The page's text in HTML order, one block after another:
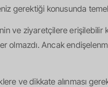
gerektiği konusunda
ve ziyaretçilere erişilebilir
Ancak
ve dikkate alınması